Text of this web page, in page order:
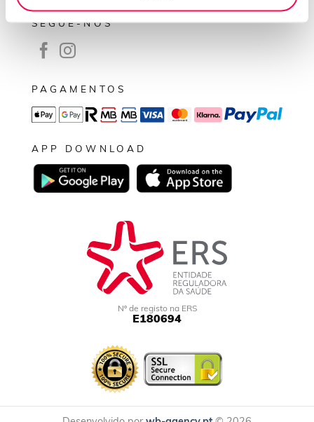
SEGUE-NOS
PAGAMENTOS
APP DOWNLOAD
Nº de registo na ERS
E180694